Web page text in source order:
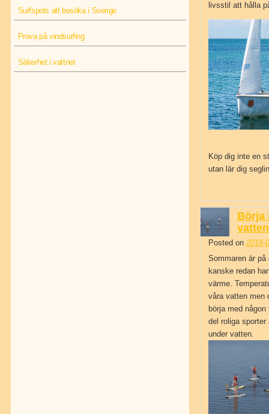
livsstil att hålla
Köp dig inte en
utan lär dig
Börja
Posted on 2019-
Sommaren är
kanske redan
värme.
våra vatten men
börja med
del roliga
under vatten.
Surfspots att besöka i Sverige
Prova på vindsurfing
Säkerhet i vattnet